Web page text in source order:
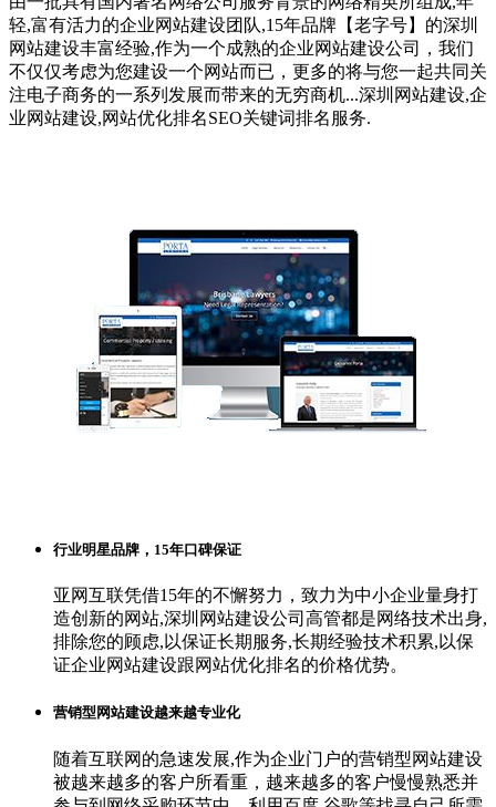
轻,富有活力的企业网站建设团队,15年品牌【老字号】的深圳
网站建设丰富经验,作为一个成熟的企业网站建设公司，我们
不仅仅考虑为您建设一个网站而已，更多的将与您一起共同关
注电子商务的一系列发展而带来的无穷商机...深圳网站建设,企
业网站建设,网站优化排名SEO关键词排名服务.
行业明星品牌，15年口碑保证
亚网互联凭借15年的不懈努力，致力为中小企业量身打
造创新的网站,深圳网站建设公司高管都是网络技术出身,
排除您的顾虑,以保证长期服务,长期经验技术积累,以保
证企业网站建设跟网站优化排名的价格优势。
营销型网站建设越来越专业化
随着互联网的急速发展,作为企业门户的营销型网站建设
被越来越多的客户所看重，越来越多的客户慢慢熟悉并